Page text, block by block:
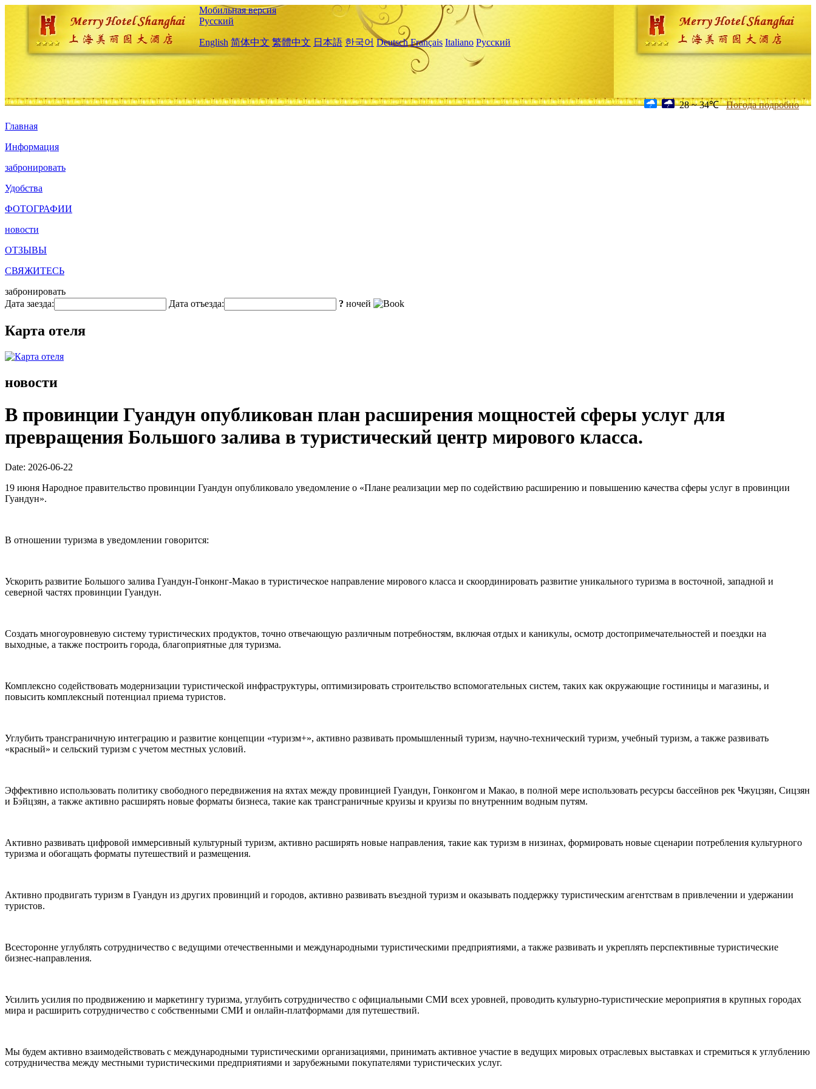
Мобильная версия
Русский
English 简体中文 繁體中文 日本語 한국어 Deutsch Français Italiano Русский
28 ~ 34℃ Погода подробно
Главная
Информация
забронировать
Удобства
ФОТОГРАФИИ
новости
ОТЗЫВЫ
СВЯЖИТЕСЬ
забронировать
Дата заезда:
Дата отъезда: ? ночей
Карта отеля
новости
В провинции Гуандун опубликован план расширения мощностей сферы услуг для
превращения Большого залива в туристический центр мирового класса.
Date: 2026-06-22
19 июня Народное правительство провинции Гуандун опубликовало уведомление о «Плане реализации мер по содействию расширению и повышению качества сферы услуг в провинции
Гуандун».
В отношении туризма в уведомлении говорится:
Ускорить развитие Большого залива Гуандун-Гонконг-Макао в туристическое направление мирового класса и скоординировать развитие уникального туризма в восточной, западной и
северной частях провинции Гуандун.
Создать многоуровневую систему туристических продуктов, точно отвечающую различным потребностям, включая отдых и каникулы, осмотр достопримечательностей и поездки на
выходные, а также построить города, благоприятные для туризма.
Комплексно содействовать модернизации туристической инфраструктуры, оптимизировать строительство вспомогательных систем, таких как окружающие гостиницы и магазины, и
повысить комплексный потенциал приема туристов.
Углубить трансграничную интеграцию и развитие концепции «туризм+», активно развивать промышленный туризм, научно-технический туризм, учебный туризм, а также развивать
«красный» и сельский туризм с учетом местных условий.
Эффективно использовать политику свободного передвижения на яхтах между провинцией Гуандун, Гонконгом и Макао, в полной мере использовать ресурсы бассейнов рек Чжуцзян, Сицзян
и Бэйцзян, а также активно расширять новые форматы бизнеса, такие как трансграничные круизы и круизы по внутренним водным путям.
Активно развивать цифровой иммерсивный культурный туризм, активно расширять новые направления, такие как туризм в низинах, формировать новые сценарии потребления культурного
туризма и обогащать форматы путешествий и размещения.
Активно продвигать туризм в Гуандун из других провинций и городов, активно развивать въездной туризм и оказывать поддержку туристическим агентствам в привлечении и удержании
туристов.
Всесторонне углублять сотрудничество с ведущими отечественными и международными туристическими предприятиями, а также развивать и укреплять перспективные туристические
бизнес-направления.
Усилить усилия по продвижению и маркетингу туризма, углубить сотрудничество с официальными СМИ всех уровней, проводить культурно-туристические мероприятия в крупных городах
мира и расширить сотрудничество с собственными СМИ и онлайн-платформами для путешествий.
Мы будем активно взаимодействовать с международными туристическими организациями, принимать активное участие в ведущих мировых отраслевых выставках и стремиться к углублению
сотрудничества между местными туристическими предприятиями и зарубежными покупателями туристических услуг.